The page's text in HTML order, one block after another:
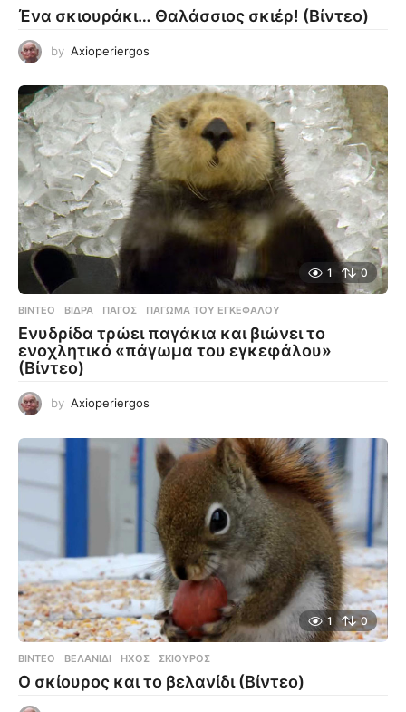
Ένα σκιουράκι… Θαλάσσιος σκιέρ! (Βίντεο)
by Axioperiergos
1 0
ΒΊΝΤΕΟ ΒΊΔΡΑ ,ΠΆΓΟΣ ,ΠΆΓΩΜΑ ΤΟΥ ΕΓΚΕΦΆΛΟΥ
Ενυδρίδα τρώει παγάκια και βιώνει το
ενοχλητικό «πάγωμα του εγκεφάλου»
(Βίντεο)
by Axioperiergos
1 0
ΒΊΝΤΕΟ ΒΕΛΑΝΊΔΙ ,ΉΧΟΣ ,ΣΚΊΟΥΡΟΣ
Ο σκίουρος και το βελανίδι (Βίντεο)